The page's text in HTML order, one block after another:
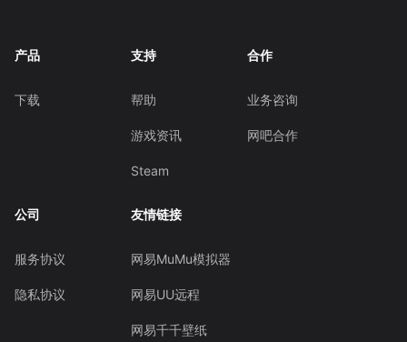
产品
下载
支持
帮助
游戏资讯
Steam
合作
业务咨询
网吧合作
公司
服务协议
隐私协议
友情链接
网易MuMu模拟器
网易UU远程
网易千千壁纸